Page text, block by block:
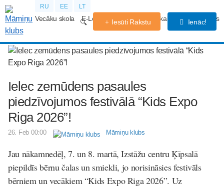
RU EE LT
Vecāku skola E-Lekcijas Grūtniecības kalendārs Forums
Iesūti Rakstu Ienāc!
Ielec zemūdens pasaules
piedzīvojumos festivālā “Kids Expo
Riga 2026”!
26. Feb 00:00 Māmiņu klubs
Jau nākamnedēļ, 7. un 8. martā, Izstāžu centru Ķīpsalā
piepildīs bērnu čalas un smiekli, jo norisināsies festivāls
bērniem un vecākiem “Kids Expo Riga 2026”. Uz